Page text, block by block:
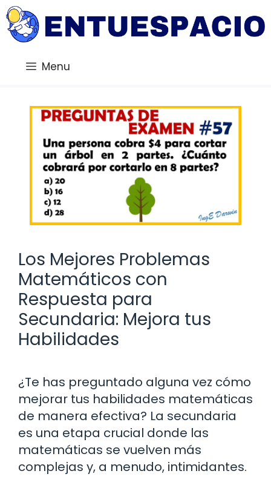
Saltar
al
contenido
Menu
Los Mejores Problemas
Matemáticos con
Respuesta para
Secundaria: Mejora tus
Habilidades
¿Te has preguntado alguna vez cómo
mejorar tus habilidades matemáticas
de manera efectiva? La secundaria
es una etapa crucial donde las
matemáticas se vuelven más
complejas y, a menudo, intimidantes.